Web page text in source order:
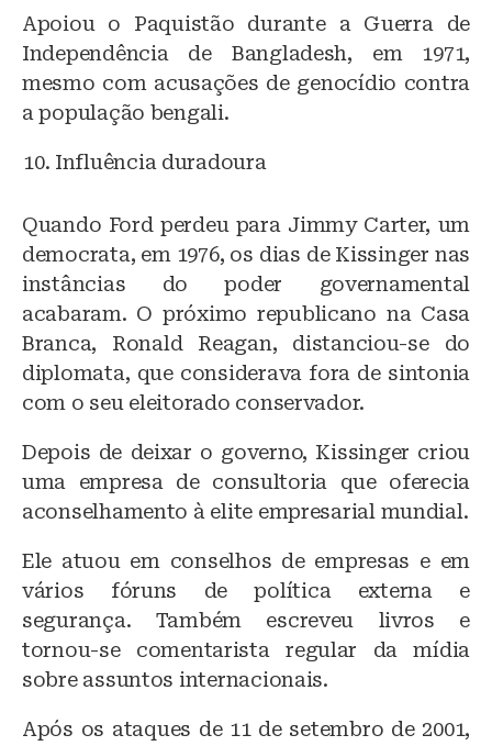
Apoiou o Paquistão durante a Guerra de
Independência de Bangladesh, em 1971,
mesmo com acusações de genocídio contra
a população bengali.
Influência duradoura
Quando Ford perdeu para Jimmy Carter, um
democrata, em 1976, os dias de Kissinger nas
instâncias do poder governamental
acabaram. O próximo republicano na Casa
Branca, Ronald Reagan, distanciou-se do
diplomata, que considerava fora de sintonia
com o seu eleitorado conservador.
Depois de deixar o governo, Kissinger criou
uma empresa de consultoria que oferecia
aconselhamento à elite empresarial mundial.
Ele atuou em conselhos de empresas e em
vários fóruns de política externa e
segurança. Também escreveu livros e
tornou-se comentarista regular da mídia
sobre assuntos internacionais.
Após os ataques de 11 de setembro de 2001,